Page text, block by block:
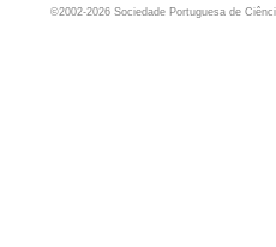
©2002-2026 Sociedade Portuguesa de